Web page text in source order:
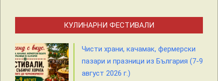
КУЛИНАРНИ ФЕСТИВАЛИ
Чисти храни, качамак, фермерски
пазари и празници из България (7-9
август 2026 г.)